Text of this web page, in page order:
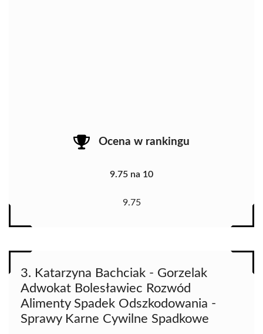
Ocena w rankingu
9.75 na 10
9.75
3. Katarzyna Bachciak - Gorzelak
Adwokat Bolesławiec Rozwód
Alimenty Spadek Odszkodowania -
Sprawy Karne Cywilne Spadkowe